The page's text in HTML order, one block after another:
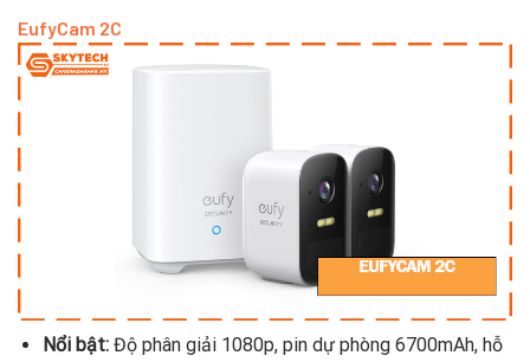
EufyCam 2C
Nổi bật:Độ phân giải 1080p, pin dự phòng 6700mAh, hỗ